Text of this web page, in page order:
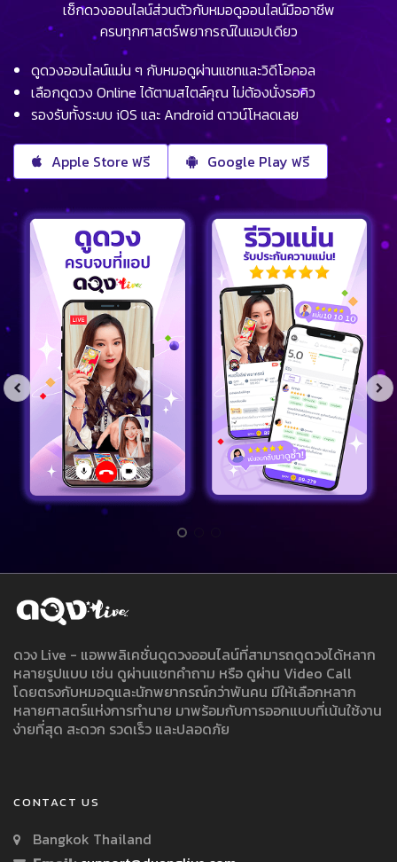
เช็กดวงออนไลน์ส่วนตัวกับหมอดูออนไลน์มืออาชีพ
ครบทุกศาสตร์พยากรณ์ในแอปเดียว
ดูดวงออนไลน์แม่น ๆ กับหมอดูผ่านแชทและวิดีโอคอล
เลือกดูดวง Online ได้ตามสไตล์คุณ ไม่ต้องนั่งรอคิว
รองรับทั้งระบบ iOS และ Android ดาวน์โหลดเลย
Apple Store ฟรี Google Play ฟรี
ดวง Live - แอพพลิเคชั่นดูดวงออนไลน์ที่สามารถดูดวงได้หลาก
หลายรูปแบบ เช่น ดูผ่านแชทคำถาม หรือ ดูผ่าน Video Call
โดยตรงกับหมอดูและนักพยากรณ์กว่าพันคน มีให้เลือกหลาก
หลายศาสตร์แห่งการทำนาย มาพร้อมกับการออกแบบที่เน้นใช้งาน
ง่ายที่สุด สะดวก รวดเร็ว และปลอดภัย
CONTACT US
Bangkok Thailand